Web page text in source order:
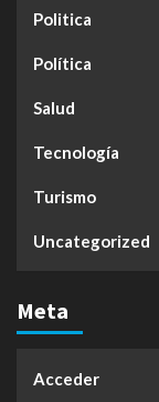
Politica
Política
Salud
Tecnología
Turismo
Uncategorized
Meta
Acceder